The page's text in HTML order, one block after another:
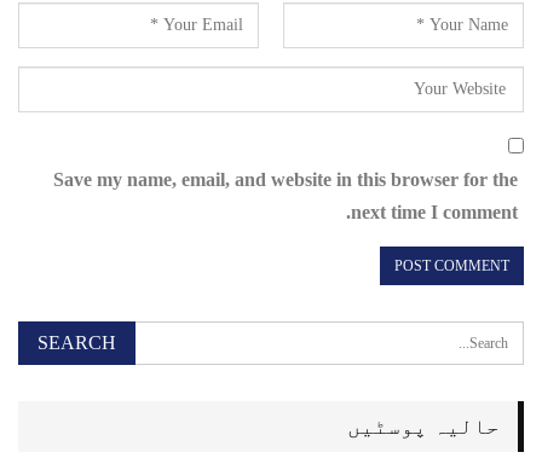
Save my name, email, and website in this browser for the
next time I comment.
حالیہ پوسٹیں